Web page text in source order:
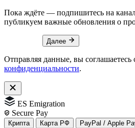
Пока ждёте — подпишитесь на
публикуем важные обновления о
Далее
Отправляя данные, вы соглашаетесь
конфиденциальности.
ES Emigration
Secure Pay
Крипта Карта РФ PayPal / Apple